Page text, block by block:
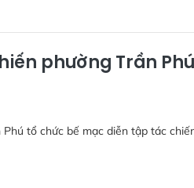
phường Trần Phú
tổ chức bế mạc diễn tập tác